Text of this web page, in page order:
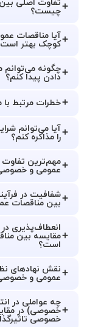
تفاوت اصلی
چیست؟
آیا مناقصات
کوچک بهتر
چگونه می‌توانم
دادن پیدا کنم؟
خطرات مرتبط
آیا می‌توانم
را مذاکره کنم؟
مهم‌ترین
عمومی و
شفافیت در
بین مناقصات
انعطاف‌پذیری
مقایسه بین
است؟
نقش نهادهای
عمومی و
چه عواملی در
خصوصی) در
خصوصی